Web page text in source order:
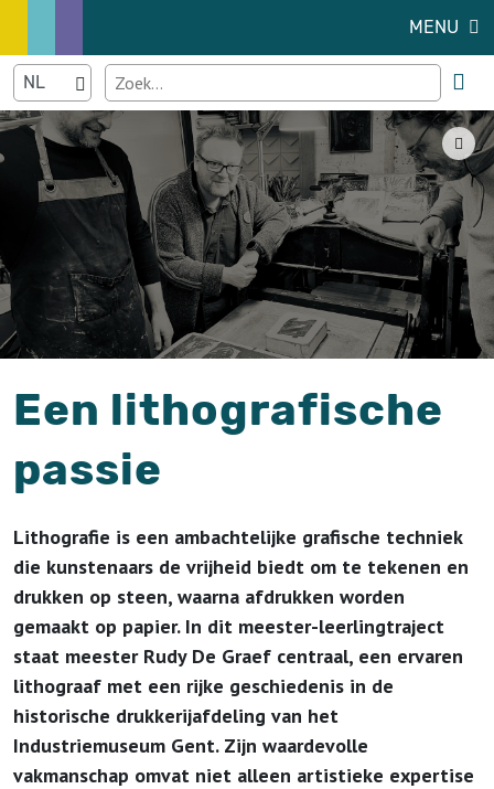
MENU
Een lithografische
passie
Lithografie is een ambachtelijke grafische techniek
die kunstenaars de vrijheid biedt om te tekenen en
drukken op steen, waarna afdrukken worden
gemaakt op papier. In dit meester-leerlingtraject
staat meester Rudy De Graef centraal, een ervaren
lithograaf met een rijke geschiedenis in de
historische drukkerijafdeling van het
Industriemuseum Gent. Zijn waardevolle
vakmanschap omvat niet alleen artistieke expertise